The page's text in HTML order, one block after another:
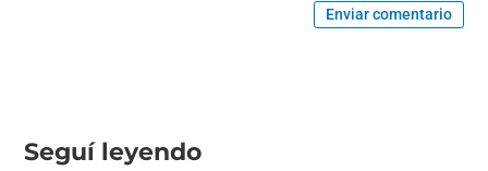
Enviar comentario
Seguí leyendo